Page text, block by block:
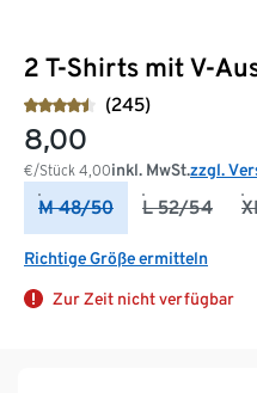
2 T-Shirts mit V-
(245)
8,00
€/Stück 4,00inkl. MwSt.zzgl.
M 48/50 L 52/54
Richtige Größe ermitteln
Zur Zeit nicht verfügbar